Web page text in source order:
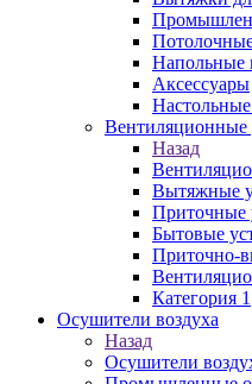
Напольные
Аксессуары
Вентиляционные
Назад
Вытяжные
Приточные
Бытовые
Приточно-
Категория 1
Осушители воздуха
Назад
Осушители